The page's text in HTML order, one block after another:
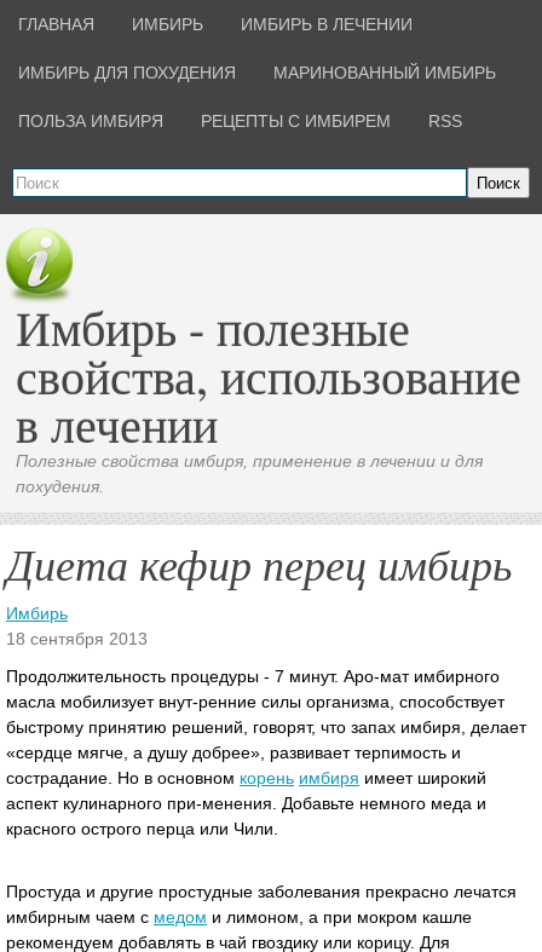
ГЛАВНАЯ ИМБИРЬ ИМБИРЬ В ЛЕЧЕНИИ
ИМБИРЬ ДЛЯ ПОХУДЕНИЯ МАРИНОВАННЫЙ ИМБИРЬ
ПОЛЬЗА ИМБИРЯ РЕЦЕПТЫ С ИМБИРЕМ RSS
Поиск
Имбирь - полезные
свойства, использование
в лечении
Полезные свойства имбиря, применение в лечении и для
похудения.
Диета кефир перец имбирь
Имбирь
18 сентября 2013
Продолжительность процедуры - 7 минут. Аро-мат имбирного
масла мобилизует внут-ренние силы организма, способствует
быстрому принятию решений, говорят, что запах имбиря, делает
«сердце мягче, а душу добрее», развивает терпимость и
сострадание. Но в основном корень имбиря имеет широкий
аспект кулинарного при-менения.
Добавьте немного меда и
красного острого перца или Чили.
Простуда и другие простудные заболевания прекрасно лечатся
имбирным чаем с медом и лимоном, а при мокром кашле
рекомендуем добавлять в чай гвоздику или корицу. Для